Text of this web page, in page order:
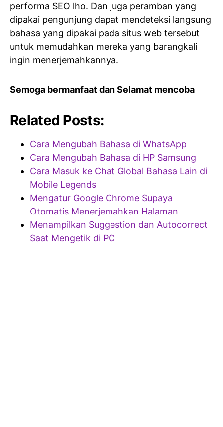
performa SEO lho. Dan juga peramban yang
dipakai pengunjung dapat mendeteksi langsung
bahasa yang dipakai pada situs web tersebut
untuk memudahkan mereka yang barangkali
ingin menerjemahkannya.
Semoga bermanfaat dan Selamat mencoba
Related Posts:
Cara Mengubah Bahasa di WhatsApp
Cara Mengubah Bahasa di HP Samsung
Cara Masuk ke Chat Global Bahasa Lain di
Mobile Legends
Mengatur Google Chrome Supaya
Otomatis Menerjemahkan Halaman
Menampilkan Suggestion dan Autocorrect
Saat Mengetik di PC